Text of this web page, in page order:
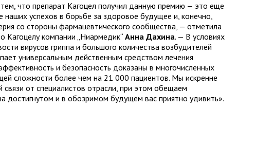
что препарат Кагоцел получил данную премию — это еще
успехов в борьбе за здоровое будущее и, конечно,
со стороны фармацевтического сообщества, — отметила
Кагоцелу компании „Ниармедик“Анна Дахина. — В условиях
вирусов гриппа и большого количества возбудителей
универсальным действенным средством лечения
и безопасность доказаны в многочисленных
сложности более чем на 21 000 пациентов. Мы искренне
от специалистов отрасли, при этом обещаем
достигнутом и в обозримом будущем вас приятно удивить».